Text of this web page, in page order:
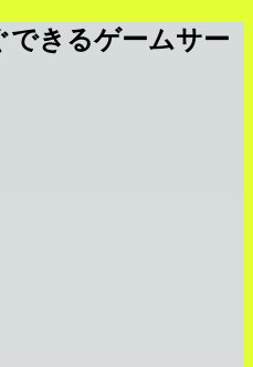
できるゲームサー